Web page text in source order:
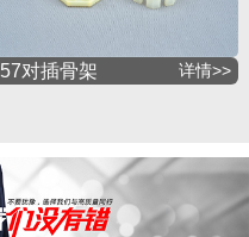
57对插骨架 详情>>